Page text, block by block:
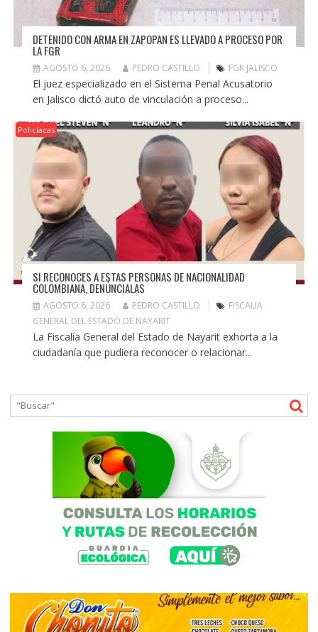
DETENIDO CON ARMA EN ZAPOPAN ES LLEVADO A PROCESO POR
LA FGR
AGOSTO 6, 2026 PEDRO CASTILLO FGR JALISCO
El juez especializado en el Sistema Penal Acusatorio
en Jalisco dictó auto de vinculación a proceso...
Policíacas
SI RECONOCES A ESTAS PERSONAS DE NACIONALIDAD
COLOMBIANA, DENÚNCIALAS
AGOSTO 6, 2026 PEDRO CASTILLO
FISCALIA
GENERAL DEL ESTADO DE NAYARIT
La Fiscalía General del Estado de Nayarit exhorta a la
ciudadanía que pudiera reconocer o relacionar...